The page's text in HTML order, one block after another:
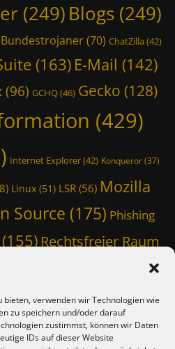
verwenden wir Technologien wie
zu speichern und/oder darauf
zustimmst, können wir Daten
IDs auf dieser Website
(249) Blogs(249)
Bundestrojaner(70) ChatZilla(42)
(163) E-Mail (142)
(96) GCHQ(46) Gecko (128)
(429)
Internet Explorer(42) Konqueror(37)
Linux (51) LSR (56) Mozilla
Source (175) Phishing
(155) Rechtsfreier Raum
TmoWizard